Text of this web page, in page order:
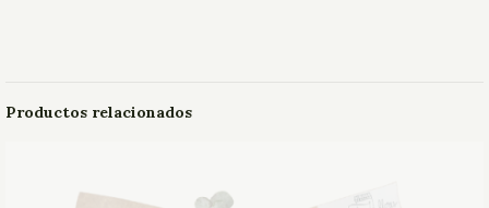
Productos relacionados